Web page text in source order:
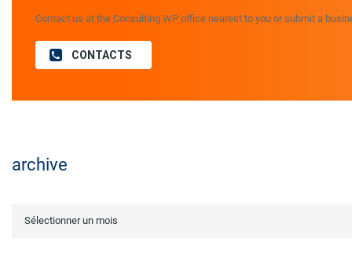
Contact us at the Consulting WP office nearest to you or submit a
CONTACTS
archive
Sélectionner un mois